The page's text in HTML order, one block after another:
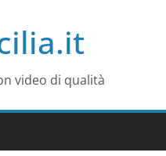
video di qualità